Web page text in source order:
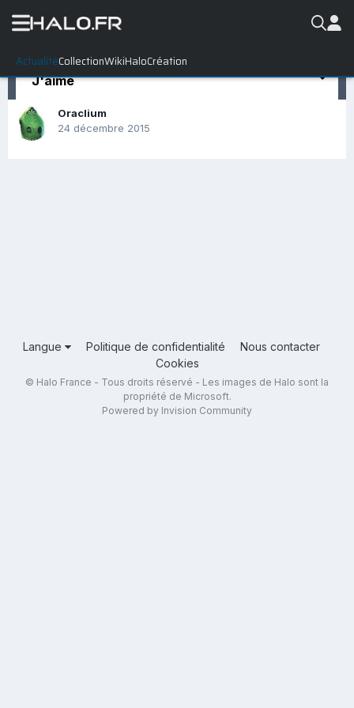
ActualitéCollectionWikiHaloCréation
J'aime
Oraclium
24 décembre 2015
Langue Politique de confidentialité
Nous contacter
Cookies
© Halo France - Tous droits réservé - Les images de Halo sont la
propriété de Microsoft.
Powered by Invision Community